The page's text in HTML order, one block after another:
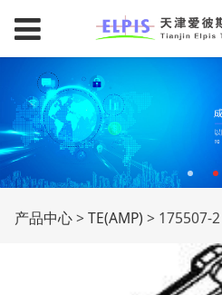
175507-2
产品中心>TE(AMP) > 175507-2